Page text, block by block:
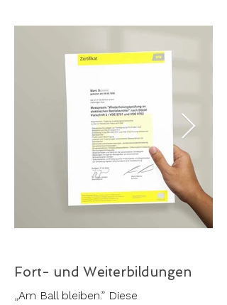
Fort- und Weiterbildungen
„Am Ball bleiben.” Diese